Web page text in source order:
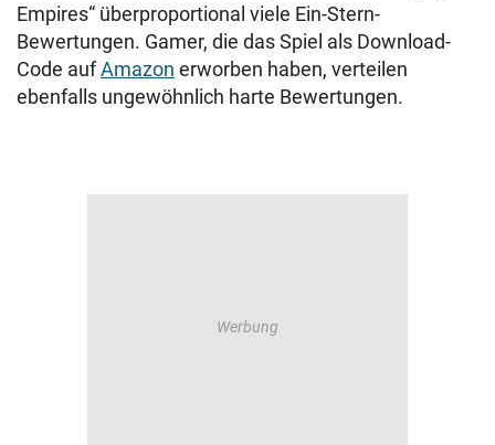
Empires“ überproportional viele Ein-Stern-
Bewertungen. Gamer, die das Spiel als Download-
Code aufAmazon erworben haben, verteilen
ebenfalls ungewöhnlich harte Bewertungen.